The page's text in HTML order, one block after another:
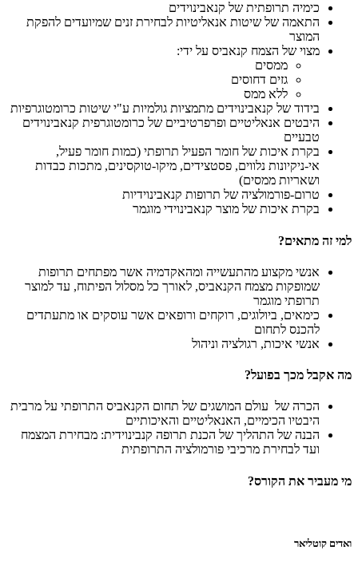
כימיה תרופתית של קנאבינוידים
התאמה של שיטות אנאליטיות לבחירת זנים שמיועדים להפקת
המוצר
מצוי של הצמח קנאביס על ידי:
ממסים
גזים דחוסים
ללא ממס
בידוד של קנאבינוידים מתמציות גולמיות ע"י שיטות כרומטוגרפיות
היבטים אנאליטיים ופרפרטיביים של כרומטוגרפית קנאבינוידים
טבעיים
בקרת איכות של חומר הפעיל תרופתי (כמות חומר פעיל,
אי-ניקיונות נלווים, פסטצידים, מיקו-טוקסינים, מתכות כבדות
ושאריות ממסים)
טרום-פורמולציה של תרופות קנאבינוידיות
בקרת איכות של מוצר קנאבינוידי מוגמר
למי זה מתאים?
אנשי מקצוע מהתעשייה ומהאקדמיה אשר מפתחים תרופות
שמופקות מצמח הקנאביס, לאורך כל מסלול הפיתוח, עד למוצר
תרופתי מוגמר
כימאים, ביולוגים, רוקחים ורופאים אשר עוסקים או מתעתדים
להכנס לתחום
אנשי איכות, רגולציה וניהול
מה אקבל מכך בפועל?
הכרה של עולם המושגים של תחום הקנאביס התרופתי על מרבית
היבטיו הכימיים, האנאליטיים והאיכותיים
הבנה של התהליך של הכנת תרופה קנבינוידית: מבחירת המצמח
ועד לבחירת מרכיבי פורמולציה התרופתית
מי מעביר את הקורס?
ואדים קוטליאר